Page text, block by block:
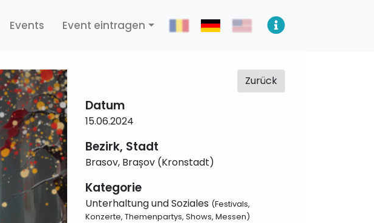
Events Event eintragen
Zurück
Datum
15.06.2024
Bezirk, Stadt
Brasov, Brașov (Kronstadt)
Kategorie
Unterhaltung und Soziales (Festivals,
Konzerte, Themenpartys, Shows, Messen)